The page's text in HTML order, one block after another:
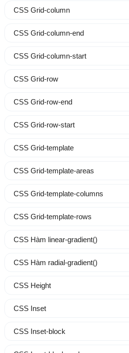
CSS Grid-column
CSS Grid-column-end
CSS Grid-column-start
CSS Grid-row
CSS Grid-row-end
CSS Grid-row-start
CSS Grid-template
CSS Grid-template-areas
CSS Grid-template-columns
CSS Grid-template-rows
CSS Hàm linear-gradient()
CSS Hàm radial-gradient()
CSS Height
CSS Inset
CSS Inset-block